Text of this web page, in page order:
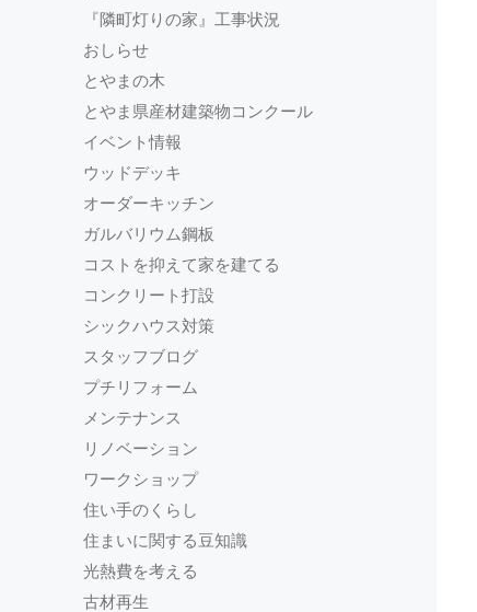
『隣町灯りの家』工事状況
おしらせ
とやまの木
とやま県産材建築物コンクール
イベント情報
ウッドデッキ
オーダーキッチン
ガルバリウム鋼板
コストを抑えて家を建てる
コンクリート打設
シックハウス対策
スタッフブログ
プチリフォーム
メンテナンス
リノベーション
ワークショップ
住い手のくらし
住まいに関する豆知識
光熱費を考える
古材再生